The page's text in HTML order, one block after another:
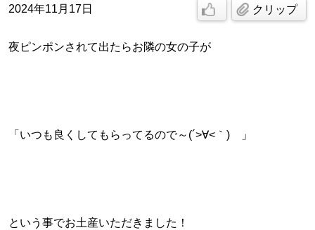
2024年11月17日 クリップ
夜ピンポンされて出たらお隣の女の子が
「いつも良くしてもらってるので～(´>∀<｀)ゝ」
という事でお土産いただきました！